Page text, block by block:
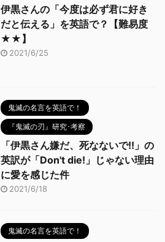
伊黒さんの「今度は必ず君に好き
だと伝える」を英語で？【難易度
★★】
2021/6/25
鬼滅の名言を英語で！
『鬼滅の刃』研究･考察
「伊黒さん嫌だ、死なないで!!」の
英訳が「Don't die!」じゃない理由
に愛を感じた件
2021/6/18
鬼滅の名言を英語で！